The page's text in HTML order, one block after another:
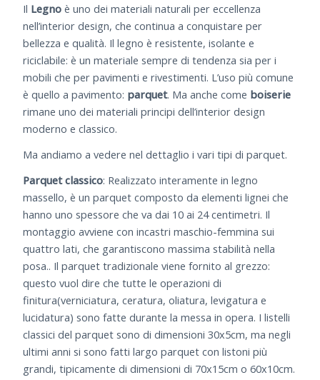
Il Legno è uno dei materiali naturali per eccellenza
nell’interior design, che continua a conquistare per
bellezza e qualità. Il legno è resistente, isolante e
riciclabile: è un materiale sempre di tendenza sia per i
mobili che per pavimenti e rivestimenti. L’uso più comune
è quello a pavimento: parquet. Ma anche come boiserie
rimane uno dei materiali principi dell’interior design
moderno e classico.
Ma andiamo a vedere nel dettaglio i vari tipi di parquet.
Parquet classico: Realizzato interamente in legno
massello, è un parquet composto da elementi lignei che
hanno uno spessore che va dai 10 ai 24 centimetri. Il
montaggio avviene con incastri maschio-femmina sui
quattro lati, che garantiscono massima stabilità nella
posa.. Il parquet tradizionale viene fornito al grezzo:
questo vuol dire che tutte le operazioni di
finitura(verniciatura, ceratura, oliatura, levigatura e
lucidatura) sono fatte durante la messa in opera. I listelli
classici del parquet sono di dimensioni 30x5cm, ma negli
ultimi anni si sono fatti largo parquet con listoni più
grandi, tipicamente di dimensioni di 70x15cm o 60x10cm.